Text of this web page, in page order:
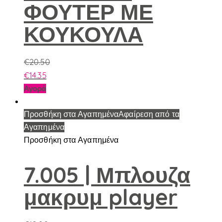
μπορούν
να
επιλεγούν
στη
σελίδα
του
προϊόντος
ΦΟΥΤΕΡ ΜΕ
ΚΟΥΚΟΥΛΑ
€20.50
€14.35
ΑγοράΑυτό
προϊόν
έχει
πολλαπλές
Οι
επιλογές
μπορούν
να
Προσθήκη στα ΑγαπημέναΑφαίρεση από τα
Αγαπημένα
Προσθήκη στα Αγαπημένα
7.005 | Μπλουζα
μακρυμ player